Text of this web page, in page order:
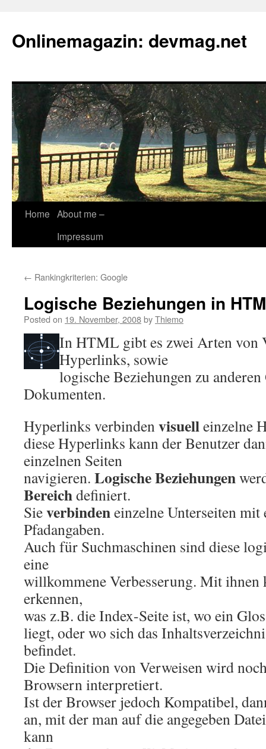
Onlinemagazin: devmag.net
Skip
Home About me –
Impressum
← Rankingkriterien: Google
Logische Beziehungen in
Posted on 19. November, 2008byThiemo
In HTML gibt es zwei Arten von
Hyperlinks, sowie
logische Beziehungen zu
Dokumenten.
Hyperlinks verbindenvisuelleinzelne
diese Hyperlinks kann der Benutzer
einzelnen Seiten
navigieren. Logische Beziehungen
Bereichdefiniert.
Sieverbindeneinzelne Unterseiten mit
Pfadangaben.
Auch für Suchmaschinen sind diese
eine
willkommene Verbesserung. Mit ihnen
erkennen,
was z.B. die Index-Seite ist, wo ein
liegt, oder wo sich das
befindet.
Die Definition von Verweisen wird
Browsern interpretiert.
Ist der Browser jedoch Kompatibel,
an, mit der man auf die angegeben
kann